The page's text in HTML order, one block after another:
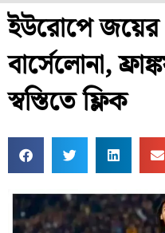
ফুল চাষ
ইউরোপে
বার্সেলোনা,
স্বস্তিতে ফ্লিক